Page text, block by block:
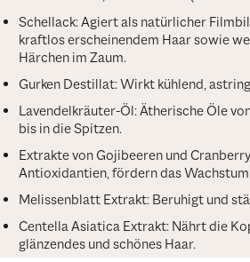
Schellack: Agiert als natürlicher
kraftlos erscheinendem Haar sowie
Härchen im Zaum.
Gurken Destillat: Wirkt kühlend,
Lavendelkräuter-Öl: Ätherische Öle
bis in die Spitzen.
Extrakte von Gojibeeren und
Antioxidantien, fördern das
Melissenblatt Extrakt: Beruhigt und
Centella Asiatica Extrakt: Nährt die
glänzendes und schönes Haar.